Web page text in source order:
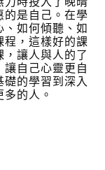
的是自己。在學
如何傾聽、如
程，這樣好的課
讓人與人的了
自己心靈更自
的學習到深入
的人。